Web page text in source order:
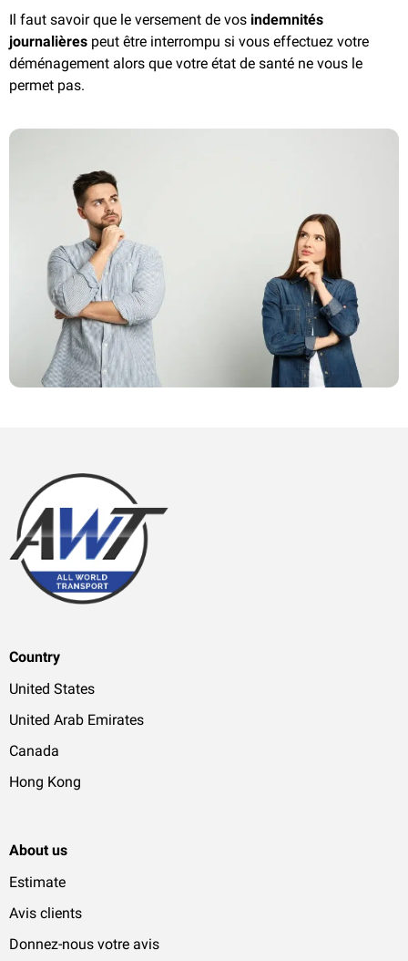
Il faut savoir que le versement de vos indemnités
journalières peut être interrompu si vous effectuez votre
déménagement alors que votre état de santé ne vous le
permet pas.
Country
United States
United Arab Emirates
Canada
Hong Kong
About us
Estimate
Avis clients
Donnez-nous votre avis